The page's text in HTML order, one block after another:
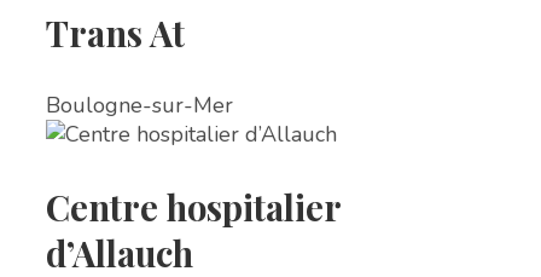
Trans At
Boulogne-sur-Mer
Centre hospitalier
d’Allauch